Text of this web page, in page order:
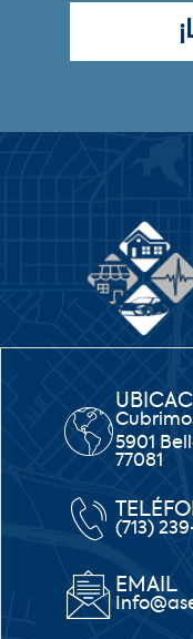
5901
77081
(713)
EMAIL